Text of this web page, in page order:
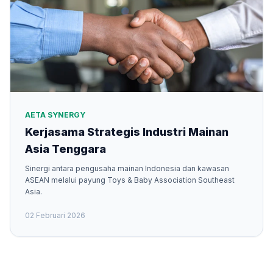
AETA SYNERGY
Kerjasama Strategis Industri Mainan
Asia Tenggara
Sinergi antara pengusaha mainan Indonesia dan kawasan
ASEAN melalui payung Toys & Baby Association Southeast
Asia.
02 Februari 2026